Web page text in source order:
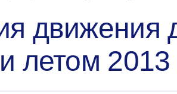
движения
летом 2013